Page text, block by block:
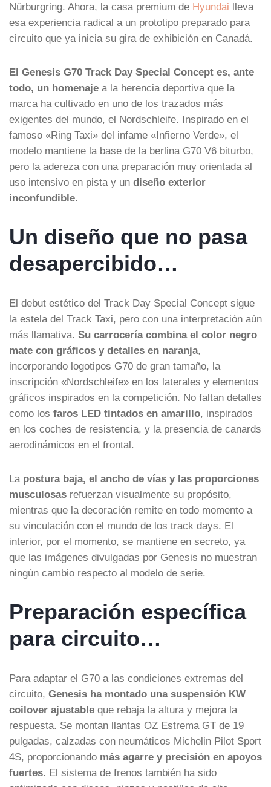
Nürburgring. Ahora, la casa premium de Hyundai lleva
esa experiencia radical a un prototipo preparado para
circuito que ya inicia su gira de exhibición en Canadá.
El Genesis G70 Track Day Special Concept es, ante
todo, un homenaje a la herencia deportiva que la
marca ha cultivado en uno de los trazados más
exigentes del mundo, el Nordschleife. Inspirado en el
famoso «Ring Taxi» del infame «Infierno Verde», el
modelo mantiene la base de la berlina G70 V6 biturbo,
pero la adereza con una preparación muy orientada al
uso intensivo en pista y un diseño exterior
inconfundible.
Un diseño que no pasa
desapercibido…
El debut estético del Track Day Special Concept sigue
la estela del Track Taxi, pero con una interpretación aún
más llamativa. Su carrocería combina el color negro
mate con gráficos y detalles en naranja,
incorporando logotipos G70 de gran tamaño, la
inscripción «Nordschleife» en los laterales y elementos
gráficos inspirados en la competición. No faltan detalles
como los faros LED tintados en amarillo, inspirados
en los coches de resistencia, y la presencia de canards
aerodinámicos en el frontal.
La postura baja, el ancho de vías y las proporciones
musculosas refuerzan visualmente su propósito,
mientras que la decoración remite en todo momento a
su vinculación con el mundo de los track days. El
interior, por el momento, se mantiene en secreto, ya
que las imágenes divulgadas por Genesis no muestran
ningún cambio respecto al modelo de serie.
Preparación específica
para circuito…
Para adaptar el G70 a las condiciones extremas del
circuito, Genesis ha montado una suspensión KW
coilover ajustable que rebaja la altura y mejora la
respuesta. Se montan llantas OZ Estrema GT de 19
pulgadas, calzadas con neumáticos Michelin Pilot Sport
4S, proporcionando más agarre y precisión en apoyos
fuertes. El sistema de frenos también ha sido